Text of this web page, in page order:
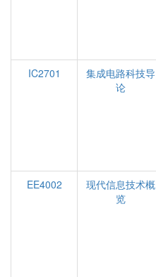
IC2701
集成电路科技导
论
EE4002
现代信息技术概
览